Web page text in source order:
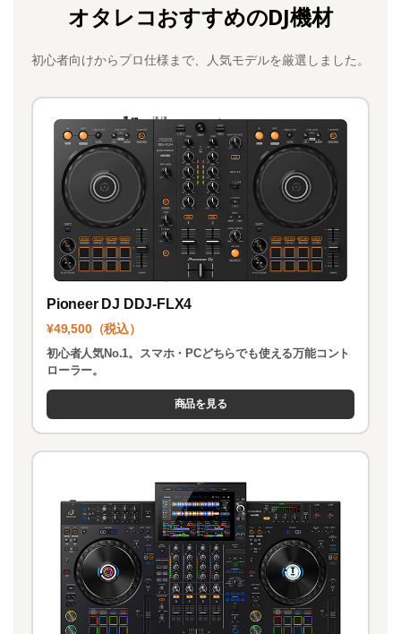
b
o
o
k
o
d
o
n
l
オタレコおすすめのDJ機材
初心者向けからプロ仕様まで、人気モデルを厳選しました。
Pioneer DJ DDJ-FLX4
¥49,500（税込）
初心者人気No.1。スマホ・PCどちらでも使える万能コント
ローラー。
商品を見る